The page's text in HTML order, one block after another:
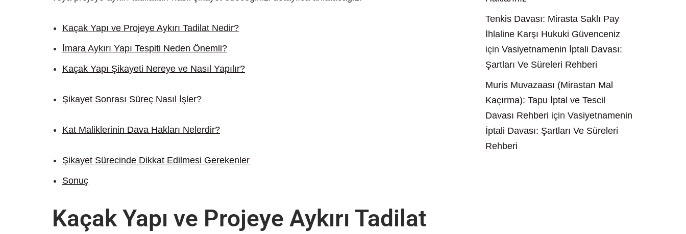
Kaçak Yapı ve Projeye Aykırı Tadilat Nedir?
İmara Aykırı Yapı Tespiti Neden Önemli?
Kaçak Yapı Şikayeti Nereye ve Nasıl Yapılır?
Şikayet Sonrası Süreç Nasıl İşler?
Kat Maliklerinin Dava Hakları Nelerdir?
Şikayet Sürecinde Dikkat Edilmesi Gerekenler
Sonuç
Kaçak Yapı ve Projeye Aykırı Tadilat
Tenkis Davası: Mirasta Saklı Pay
İhlaline Karşı Hukuki Güvenceniz
için Vasiyetnamenin İptali Davası:
Şartları Ve Süreleri Rehberi
Muris Muvazaası (Mirastan Mal
Kaçırma): Tapu İptal ve Tescil
Davası Rehberi için Vasiyetnamenin
İptali Davası: Şartları Ve Süreleri
Rehberi